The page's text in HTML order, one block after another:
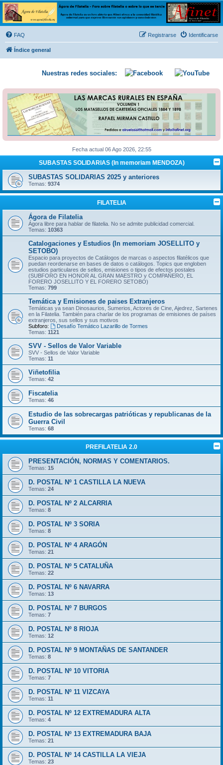
Ágora de Filatelia
Foro sobre filatelia o sobre lo que se tercie. Ágora de Filatelia es un foro abierto que Afinet
ofrece a la comunidad filatélica universal para que exprese libremente sus opiniones y
conocimientos
FAQ Identificarse
Registrarse
Índice general
Nuestras redes sociales:
Fecha actual 06 Ago 2026, 22:55
SUBASTAS SOLIDARIAS (In memoriam MENDOZA)
SUBASTAS SOLIDARIAS 2025 y anteriores
Temas: 9374
FILATELIA
Ágora de Filatelia
Ágora libre para hablar de filatelia. No se admite publicidad comercial.
Temas: 10363
Catalogaciones y Estudios (In memoriam JOSELLITO y
SETOBO)
Espacio para proyectos de Catálogos de marcas o aspectos filatélicos que
puedan reordenarse en bases de datos o catálogos. Topics que engloben
estudios particulares de sellos, emisiones o tipos de efectos postales
(SUBFORO EN HONOR AL GRAN MAESTRO y COMPAÑERO, EL
FORERO JOSELLITO Y EL FORERO SETOBO)
Temas: 799
Temática y Emisiones de paises Extranjeros
Temáticas ya sean Dinosaurios, Sumerios, Actores de Cine, Ajedrez, Sartenes
en la Filatelia. También para charlar de los programas de emisiones de países
extranjeros, sus sellos y sus motivos
Subforo:
Desafío Temático Lazarillo de Tormes
Temas: 1121
SVV - Sellos de Valor Variable
SVV - Sellos de Valor Variable
Temas: 11
Viñetofilia
Temas: 42
Fiscatelia
Temas: 46
Estudio de las sobrecargas patrióticas y republicanas de la
Guerra Civil
Temas: 68
PREFILATELIA 2.0
PRESENTACIÓN, NORMAS Y COMENTARIOS.
Temas: 15
D. POSTAL Nº 1 CASTILLA LA NUEVA
Temas: 24
D. POSTAL Nº 2 ALCARRIA
Temas: 8
D. POSTAL Nº 3 SORIA
Temas: 8
D. POSTAL Nº 4 ARAGÓN
Temas: 21
D. POSTAL Nº 5 CATALUÑA
Temas: 22
D. POSTAL Nº 6 NAVARRA
Temas: 13
D. POSTAL Nº 7 BURGOS
Temas: 7
D. POSTAL Nº 8 RIOJA
Temas: 12
D. POSTAL Nº 9 MONTAÑAS DE SANTANDER
Temas: 8
D. POSTAL Nº 10 VITORIA
Temas: 7
D. POSTAL Nº 11 VIZCAYA
Temas: 11
D. POSTAL Nº 12 EXTREMADURA ALTA
Temas: 4
D. POSTAL Nº 13 EXTREMADURA BAJA
Temas: 21
D. POSTAL Nº 14 CASTILLA LA VIEJA
Temas: 23